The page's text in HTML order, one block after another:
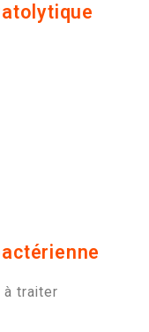
à traiter